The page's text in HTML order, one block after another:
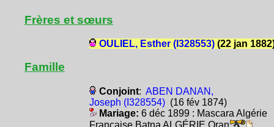
Frères et sœurs
OULIEL, Esther (I328553)(22 jan
Famille
Conjoint: ABEN DANAN,
Joseph (I328554)(16 fév 1874)
Mariage: 6 déc 1899 : Mascara Algérie
Française Batna ALGÉRIE Oran